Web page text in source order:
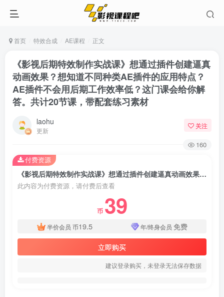
首页 特效合成 AE课程 正文
《影视后期特效制作实战课》想通过插件创建逼真
动画效果？想知道不同种类AE插件的应用特点？
AE插件不会用后期工作效率低？这门课会给你解
答。共计20节课，带配套练习素材
laohu
更新
关注
160
《影视后期特效制作实战课》想通过插件创建逼真动画效果？想知道不同种类AE插件的应用特点？AE插件不会用后期工作效率低？这门课会给你解答。共计20节课，带配套练习素材
此内容为付费资源，请付费后查看
币 39
半价会员 币19.5 年/终身会员 免费
立即购买
建议登录购买，未登录无法保存数据
付费资源